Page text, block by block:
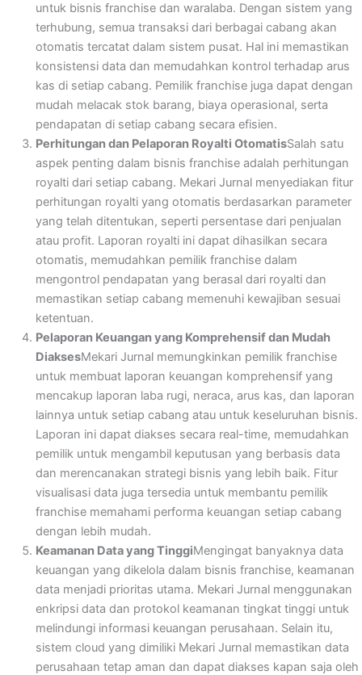
untuk bisnis franchise dan waralaba. Dengan sistem yang
terhubung, semua transaksi dari berbagai cabang akan
otomatis tercatat dalam sistem pusat. Hal ini memastikan
konsistensi data dan memudahkan kontrol terhadap arus
kas di setiap cabang. Pemilik franchise juga dapat dengan
mudah melacak stok barang, biaya operasional, serta
pendapatan di setiap cabang secara efisien.
Perhitungan dan Pelaporan Royalti OtomatisSalah satu
aspek penting dalam bisnis franchise adalah perhitungan
royalti dari setiap cabang. Mekari Jurnal menyediakan fitur
perhitungan royalti yang otomatis berdasarkan parameter
yang telah ditentukan, seperti persentase dari penjualan
atau profit. Laporan royalti ini dapat dihasilkan secara
otomatis, memudahkan pemilik franchise dalam
mengontrol pendapatan yang berasal dari royalti dan
memastikan setiap cabang memenuhi kewajiban sesuai
ketentuan.
Pelaporan Keuangan yang Komprehensif dan Mudah
DiaksesMekari Jurnal memungkinkan pemilik franchise
untuk membuat laporan keuangan komprehensif yang
mencakup laporan laba rugi, neraca, arus kas, dan laporan
lainnya untuk setiap cabang atau untuk keseluruhan bisnis.
Laporan ini dapat diakses secara real-time, memudahkan
pemilik untuk mengambil keputusan yang berbasis data
dan merencanakan strategi bisnis yang lebih baik. Fitur
visualisasi data juga tersedia untuk membantu pemilik
franchise memahami performa keuangan setiap cabang
dengan lebih mudah.
Keamanan Data yang TinggiMengingat banyaknya data
keuangan yang dikelola dalam bisnis franchise, keamanan
data menjadi prioritas utama. Mekari Jurnal menggunakan
enkripsi data dan protokol keamanan tingkat tinggi untuk
melindungi informasi keuangan perusahaan. Selain itu,
sistem cloud yang dimiliki Mekari Jurnal memastikan data
perusahaan tetap aman dan dapat diakses kapan saja oleh